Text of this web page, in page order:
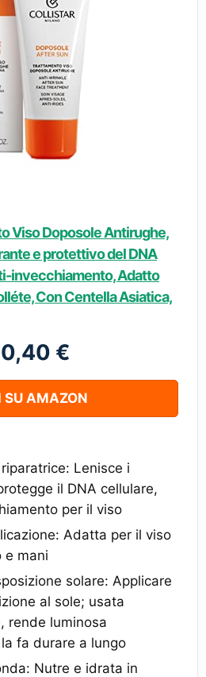
Viso Doposole Antirughe,
e protettivo del DNA
invecchiamento, Adatto
Con Centella Asiatica,
€
SU AMAZON
Lenisce i
il DNA cellulare,
per il viso
Adatta per il viso
e mani
solare: Applicare
al sole; usata
rende luminosa
fa durare a lungo
Nutre e idrata in